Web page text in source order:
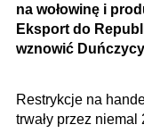
na wołowinę i
Eksport do
wznowić
Restrykcje na
trwały przez niemal